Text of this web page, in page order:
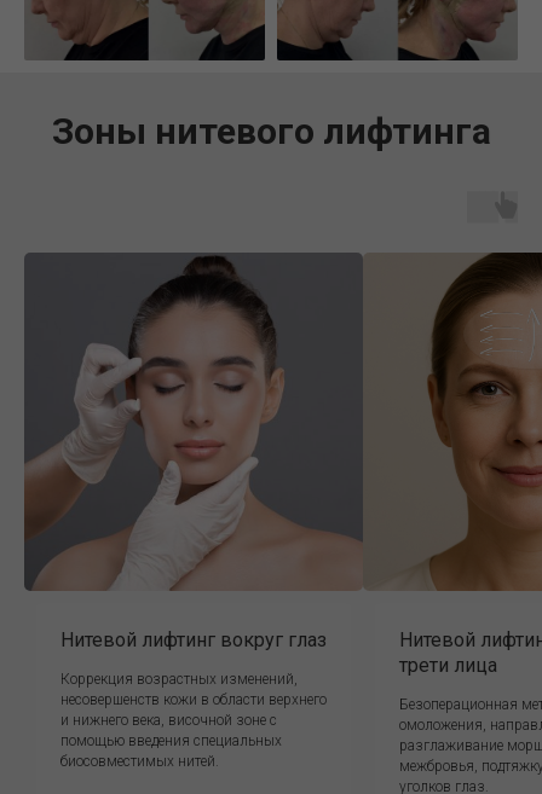
Зоны нитевого лифтинга
Нитевой лифтинг вокруг глаз
Коррекция возрастных изменений,
несовершенств кожи в области верхнего
и нижнего века, височной зоне с
помощью введения специальных
биосовместимых нитей.
Нитевой
трети лица
Безоперационная
омоложения,
разглаживание
межбровья,
уголков глаз.